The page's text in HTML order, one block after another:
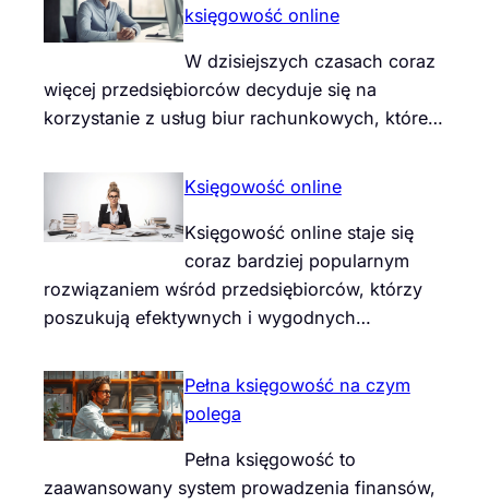
księgowość online
W dzisiejszych czasach coraz
więcej przedsiębiorców decyduje się na
korzystanie z usług biur rachunkowych, które…
Księgowość online
Księgowość online staje się
coraz bardziej popularnym
rozwiązaniem wśród przedsiębiorców, którzy
poszukują efektywnych i wygodnych…
Pełna księgowość na czym
polega
Pełna księgowość to
zaawansowany system prowadzenia finansów,